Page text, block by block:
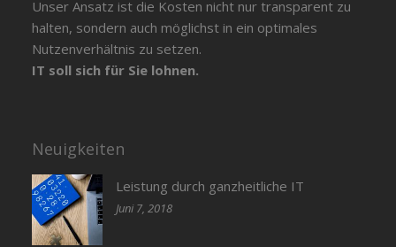
Unser Ansatz ist die Kosten nicht nur transparent zu
halten, sondern auch möglichst in ein optimales
Nutzenverhältnis zu setzen.
IT soll sich für Sie lohnen.
Neuigkeiten
Leistung durch ganzheitliche IT
Juni 7, 2018